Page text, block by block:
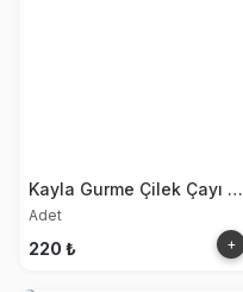
Kayla Gurme Çilek Çayı 250g
Adet
220 ₺ +